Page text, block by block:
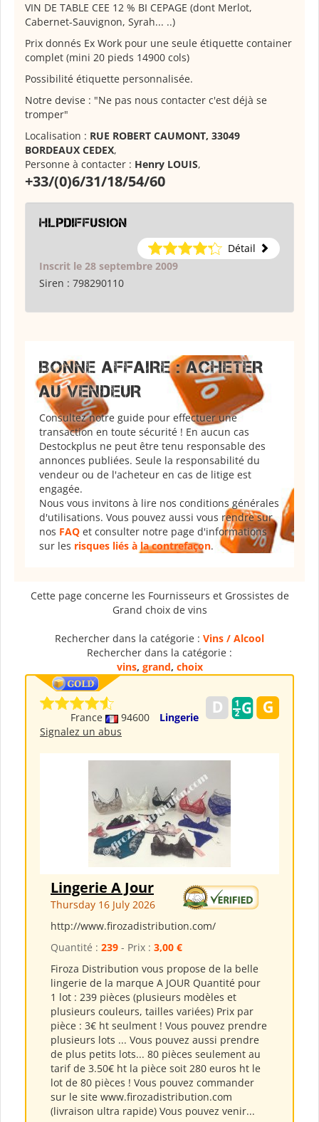
VIN DE TABLE CEE 12 % BI CEPAGE (dont Merlot,
Cabernet-Sauvignon, Syrah... ..)
Prix donnés Ex Work pour une seule étiquette container
complet (mini 20 pieds 14900 cols)
Possibilité étiquette personnalisée.
Notre devise : "Ne pas nous contacter c'est déjà se
tromper"
Localisation : RUE ROBERT CAUMONT, 33049
BORDEAUX CEDEX,
Personne à contacter : Henry LOUIS,
+33/(0)6/31/18/54/60
hlpdiffusion
Détail
Inscrit le 28 septembre 2009
Siren : 798290110
BONNE AFFAIRE : ACHETER
AU VENDEUR
Consultez notre guide pour effectuer une
transaction en toute sécurité ! En aucun cas
Destockplus ne peut être tenu responsable des
annonces publiées. Seule la responsabilité du
vendeur ou de l'acheteur en cas de litige est
engagée.
Nous vous invitons à lire nos conditions générales
d'utilisations. Vous pouvez aussi vous rendre sur
nos FAQ et consulter notre page d'informations
sur les risques liés à la contrefaçon.
Cette page concerne les Fournisseurs et Grossistes de
Grand choix de vins
Rechercher dans la catégorie : Vins / Alcool
Rechercher dans la catégorie :
vins, grand, choix
France 94600
Lingerie
Signalez un abus
Lingerie A Jour
Thursday 16 July 2026
http://www.firozadistribution.com/
Quantité : 239 - Prix : 3,00 €
Firoza Distribution vous propose de la belle
lingerie de la marque A JOUR Quantité pour
1 lot : 239 pièces (plusieurs modèles et
plusieurs couleurs, tailles variées) Prix par
pièce : 3€ ht seulment ! Vous pouvez prendre
plusieurs lots ... Vous pouvez aussi prendre
de plus petits lots... 80 pièces seulement au
tarif de 3.50€ ht la pièce soit 280 euros ht le
lot de 80 pièces ! Vous pouvez commander
sur le site www.firozadistribution.com
(livraison ultra rapide) Vous pouvez venir...